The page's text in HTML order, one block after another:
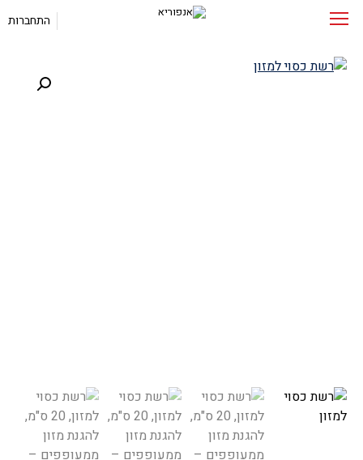
התחברות